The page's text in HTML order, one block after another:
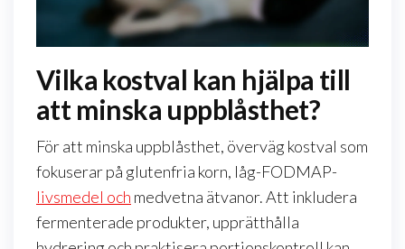
Vilka kostval kan hjälpa till
att minska uppblåsthet?
För att minska uppblåsthet, överväg kostval som
fokuserar på glutenfria korn, låg-FODMAP-
livsmedel och medvetna ätvanor. Att inkludera
fermenterade produkter, upprätthålla